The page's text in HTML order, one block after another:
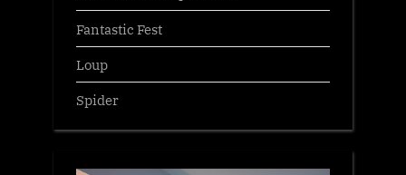
Fantastic Fest
Loup
Spider